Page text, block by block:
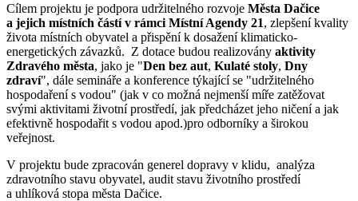
Cílem projektu je podpora udržitelného rozvoje Města Dačice
a jejich místních částí v rámci Místní Agendy 21, zlepšení kvality
života místních obyvatel a přispění k dosažení klimaticko-
energetických závazků. Z dotace budou realizovány aktivity
Zdravého města, jako je "Den bez aut, Kulaté stoly, Dny
zdraví", dále semináře a konference týkající se "udržitelného
hospodaření s vodou" (jak v co možná nejmenší míře zatěžovat
svými aktivitami životní prostředí, jak předcházet jeho ničení a jak
efektivně hospodařit s vodou apod.)pro odborníky a širokou
veřejnost.
V projektu bude zpracován generel dopravy v klidu, analýza
zdravotního stavu obyvatel, audit stavu životního prostředí
a uhlíková stopa města Dačice.